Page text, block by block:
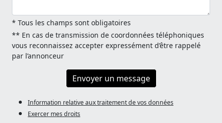
* Tous les champs sont obligatoires
** En cas de transmission de coordonnées téléphoniques
vous reconnaissez accepter expressément d’être rappelé
par l’annonceur
Envoyer un message
Information relative aux traitement de vos données
Exercer mes droits